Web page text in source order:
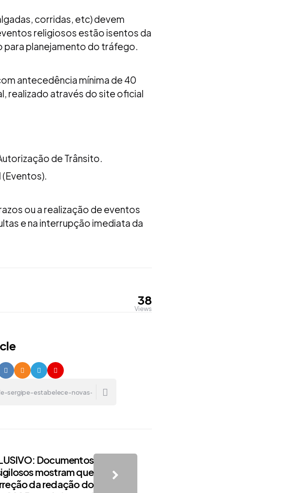
corridas, etc) devem
religiosos estão isentos da
para planejamento do tráfego.
antecedência mínima de 40
realizado através do site oficial
de Trânsito.
ou a realização de eventos
e na interrupção imediata da
38
Views
Documentos
mostram que
da redação do